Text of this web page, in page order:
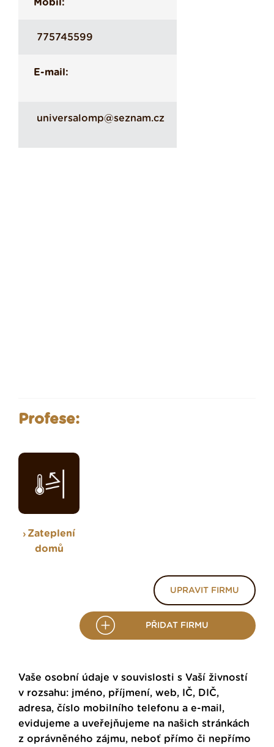
Mobil:
775745599
E-mail:
universalomp@seznam.cz
Profese:
Zateplení
domů
UPRAVIT FIRMU
PŘIDAT FIRMU
Vaše osobní údaje v souvislosti s Vaší živností
v rozsahu: jméno, příjmení, web, IČ, DIČ,
adresa, číslo mobilního telefonu a e-mail,
evidujeme a uveřejňujeme na našich stránkách
z oprávněného zájmu, neboť přímo či nepřímo